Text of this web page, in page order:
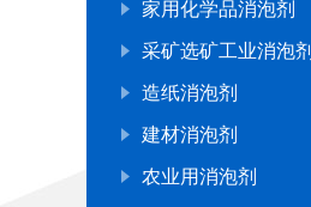
家用化学品消泡剂
采矿选矿工业消泡剂
造纸消泡剂
建材消泡剂
农业用消泡剂